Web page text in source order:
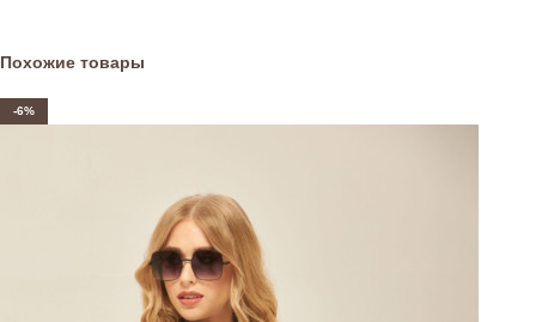
Похожие товары
-6%